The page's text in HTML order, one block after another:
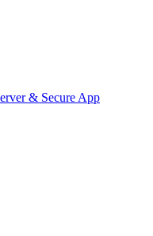
& Secure App